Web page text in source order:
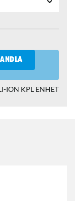
ION KPL ENHET